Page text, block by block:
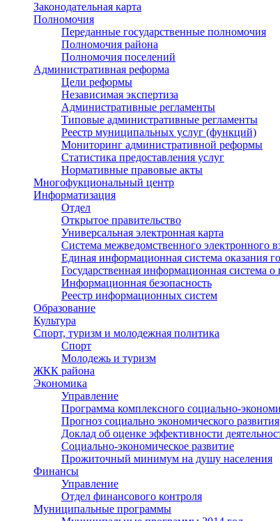
Законодательная карта
Полномочия
Переданные государственные полномочия
Полномочия района
Полномочия поселений
Административная реформа
Цели реформы
Независимая экспертиза
Административные регламенты
Типовые административные регламенты
Реестр муниципальных услуг (функций)
Мониторинг административной реформы
Статистика предоставления услуг
Нормативные правовые акты
Многофукциональный центр
Информатизация
Отдел
Открытое правительство
Универсальная электронная карта
Система межведомственного электронного
Единая информационная система оказания
Государственная информационная система
Информационная безопасность
Реестр информационных систем
Образование
Культура
Спорт, туризм и молодежная политика
Спорт
Молодежь и туризм
ЖКК района
Экономика
Управление
Программа комплексного социально-
Прогноз социально экономического развития
Доклад об оценке эффективности
Социально-экономическое развитие
Прожиточный минимум на душу населения
Финансы
Управление
Отдел финансового контроля
Муниципальные программы